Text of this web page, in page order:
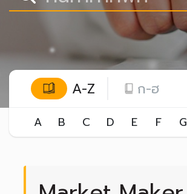
A-Z ก-ฮ
A B C D E F G